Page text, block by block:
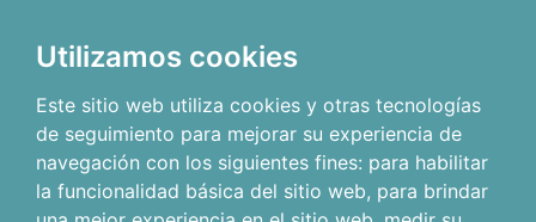
Utilizamos cookies
Este sitio web utiliza cookies y otras tecnologías
de seguimiento para mejorar su experiencia de
navegación con los siguientes fines: para habilitar
la funcionalidad básica del sitio web, para brindar